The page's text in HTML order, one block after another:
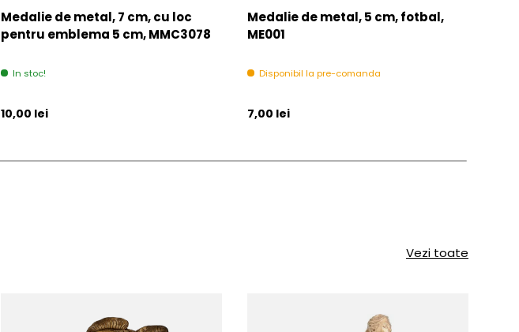
Medalie de metal, 7 cm, cu loc
pentru emblema 5 cm, MMC3078
In stoc!
Pret initial
10,00 lei
Medalie de metal, 5 cm, fotbal,
ME001
Disponibil la pre-comanda
Pret initial
7,00 lei
Vezi toate